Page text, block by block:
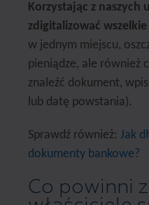
Korzystając z naszych
zdigitalizować
w jednym miejscu,
pieniądze, ale również
znaleźć dokument,
lub datę powstania).
Sprawdź również: Jak
dokumenty bankowe?
Co powinni